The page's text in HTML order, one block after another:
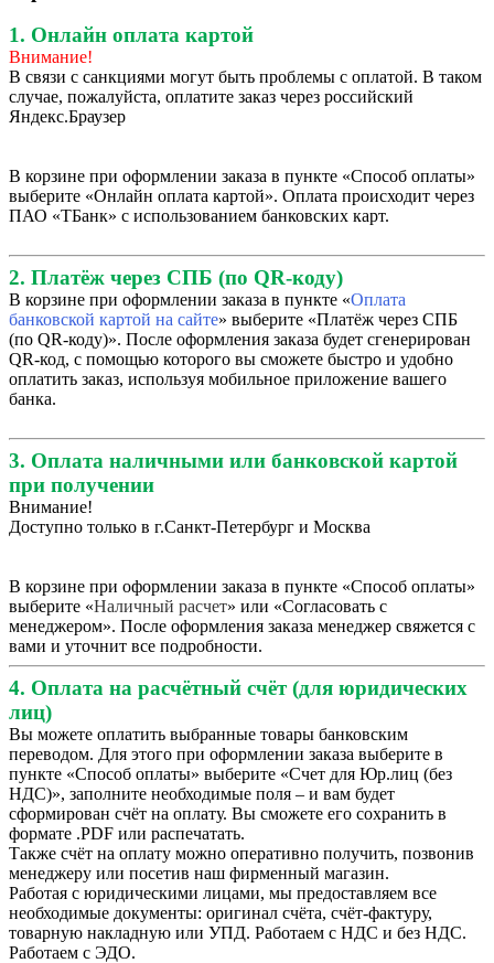
1. Онлайн оплата картой
Внимание!
В связи с санкциями могут быть проблемы с оплатой. В таком
случае, пожалуйста, оплатите заказ через российский
Яндекс.Браузер
В корзине при оформлении заказа в пункте «Способ оплаты»
выберите «Онлайн оплата картой». Оплата происходит через
ПАО «ТБанк» с использованием банковских карт.
2. Платёж через СПБ (по QR-коду)
В корзине при оформлении заказа в пункте «Оплата
банковской картой на сайте» выберите «Платёж через СПБ
(по QR-коду)». После оформления заказа будет сгенерирован
QR-код, с помощью которого вы сможете быстро и удобно
оплатить заказ, используя мобильное приложение вашего
банка.
3. Оплата наличными или банковской картой
при получении
Внимание!
Доступно только в г.Санкт-Петербург и Москва
В корзине при оформлении заказа в пункте «Способ оплаты»
выберите «Наличный расчет» или «Согласовать с
менеджером». После оформления заказа менеджер свяжется с
вами и уточнит все подробности.
4. Оплата на расчётный счёт (для юридических
лиц)
Вы можете оплатить выбранные товары банковским
переводом. Для этого при оформлении заказа выберите в
пункте «Способ оплаты» выберите «Счет для Юр.лиц (без
НДС)», заполните необходимые поля – и вам будет
сформирован счёт на оплату. Вы сможете его сохранить в
формате .PDF или распечатать.
Также счёт на оплату можно оперативно получить, позвонив
менеджеру или посетив наш фирменный магазин.
Работая с юридическими лицами, мы предоставляем все
необходимые документы: оригинал счёта, счёт-фактуру,
товарную накладную или УПД. Работаем с НДС и без НДС.
Работаем с ЭДО.